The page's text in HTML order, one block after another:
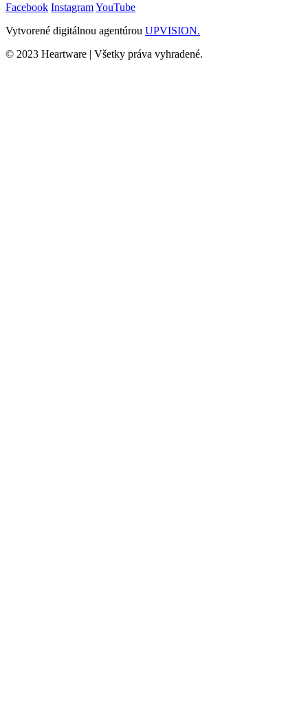
Facebook InstagramYouTube
Vytvorené digitálnou agentúrou UPVISION.
© 2023 Heartware | Všetky práva vyhradené.